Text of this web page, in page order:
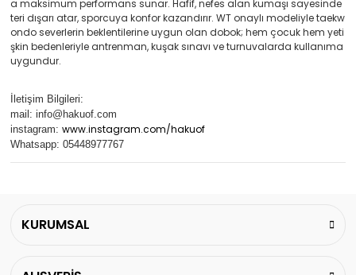
a maksimum performans sunar. Hafif, nefes alan kumaşı sayesinde
teri dışarı atar, sporcuya konfor kazandırır. WT onaylı modeliyle taekw
ondo severlerin beklentilerine uygun olan dobok; hem çocuk hem yeti
şkin bedenleriyle antrenman, kuşak sınavı ve turnuvalarda kullanıma
uygundur.
İletişim Bilgileri:
mail: info@hakuof.com
instagram: www.instagram.com/hakuof
Whatsapp: 05448977767
KURUMSAL